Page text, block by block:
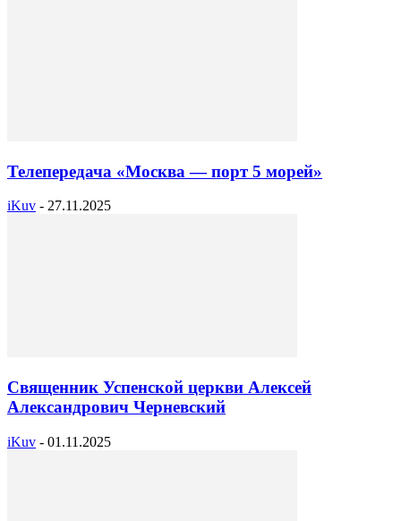
Телепередача «Москва — порт 5 морей»
iKuv - 27.11.2025
Священник Успенской церкви Алексей
Александрович Черневский
iKuv - 01.11.2025